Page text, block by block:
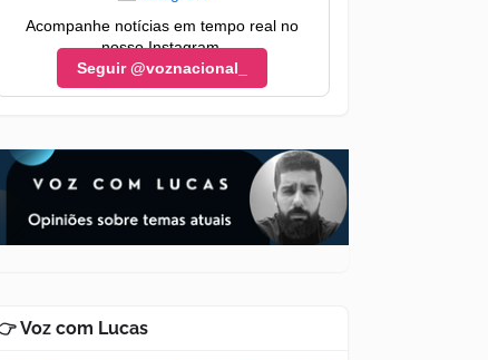
Acompanhe notícias em tempo real no
nosso Instagram.
Seguir @voznacional_
Voz com Lucas